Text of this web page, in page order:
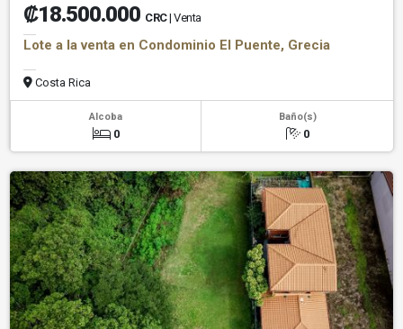
₡18.500.000 CRC| Venta
Lote a la venta en Condominio El Puente, Grecia
Costa Rica
Alcoba
0
Baño(s)
0